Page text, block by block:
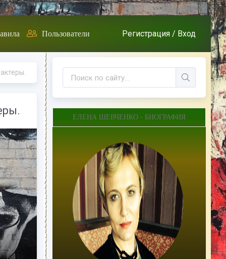
Пользователи Регистрация / Вход
ЕЛЕНА ШЕВЧЕНКО - БИОГРАФИЯ